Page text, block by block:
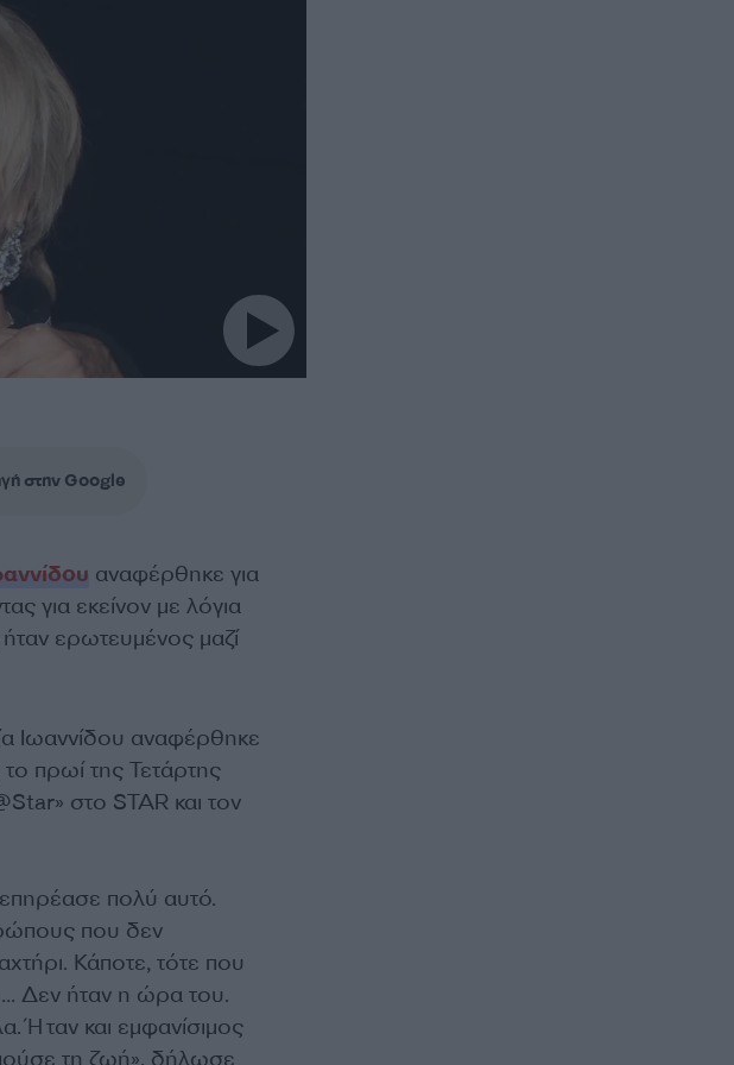
στην Google
αναφέρθηκε για
για εκείνον με λόγια
ερωτευμένος μαζί
Ιωαννίδου αναφέρθηκε
πρωί της Τετάρτης
στο STAR και τον
πολύ αυτό.
που δεν
Κάποτε, τότε που
Δεν ήταν η ώρα του.
και εμφανίσιμος
τη ζωή», δήλωσε